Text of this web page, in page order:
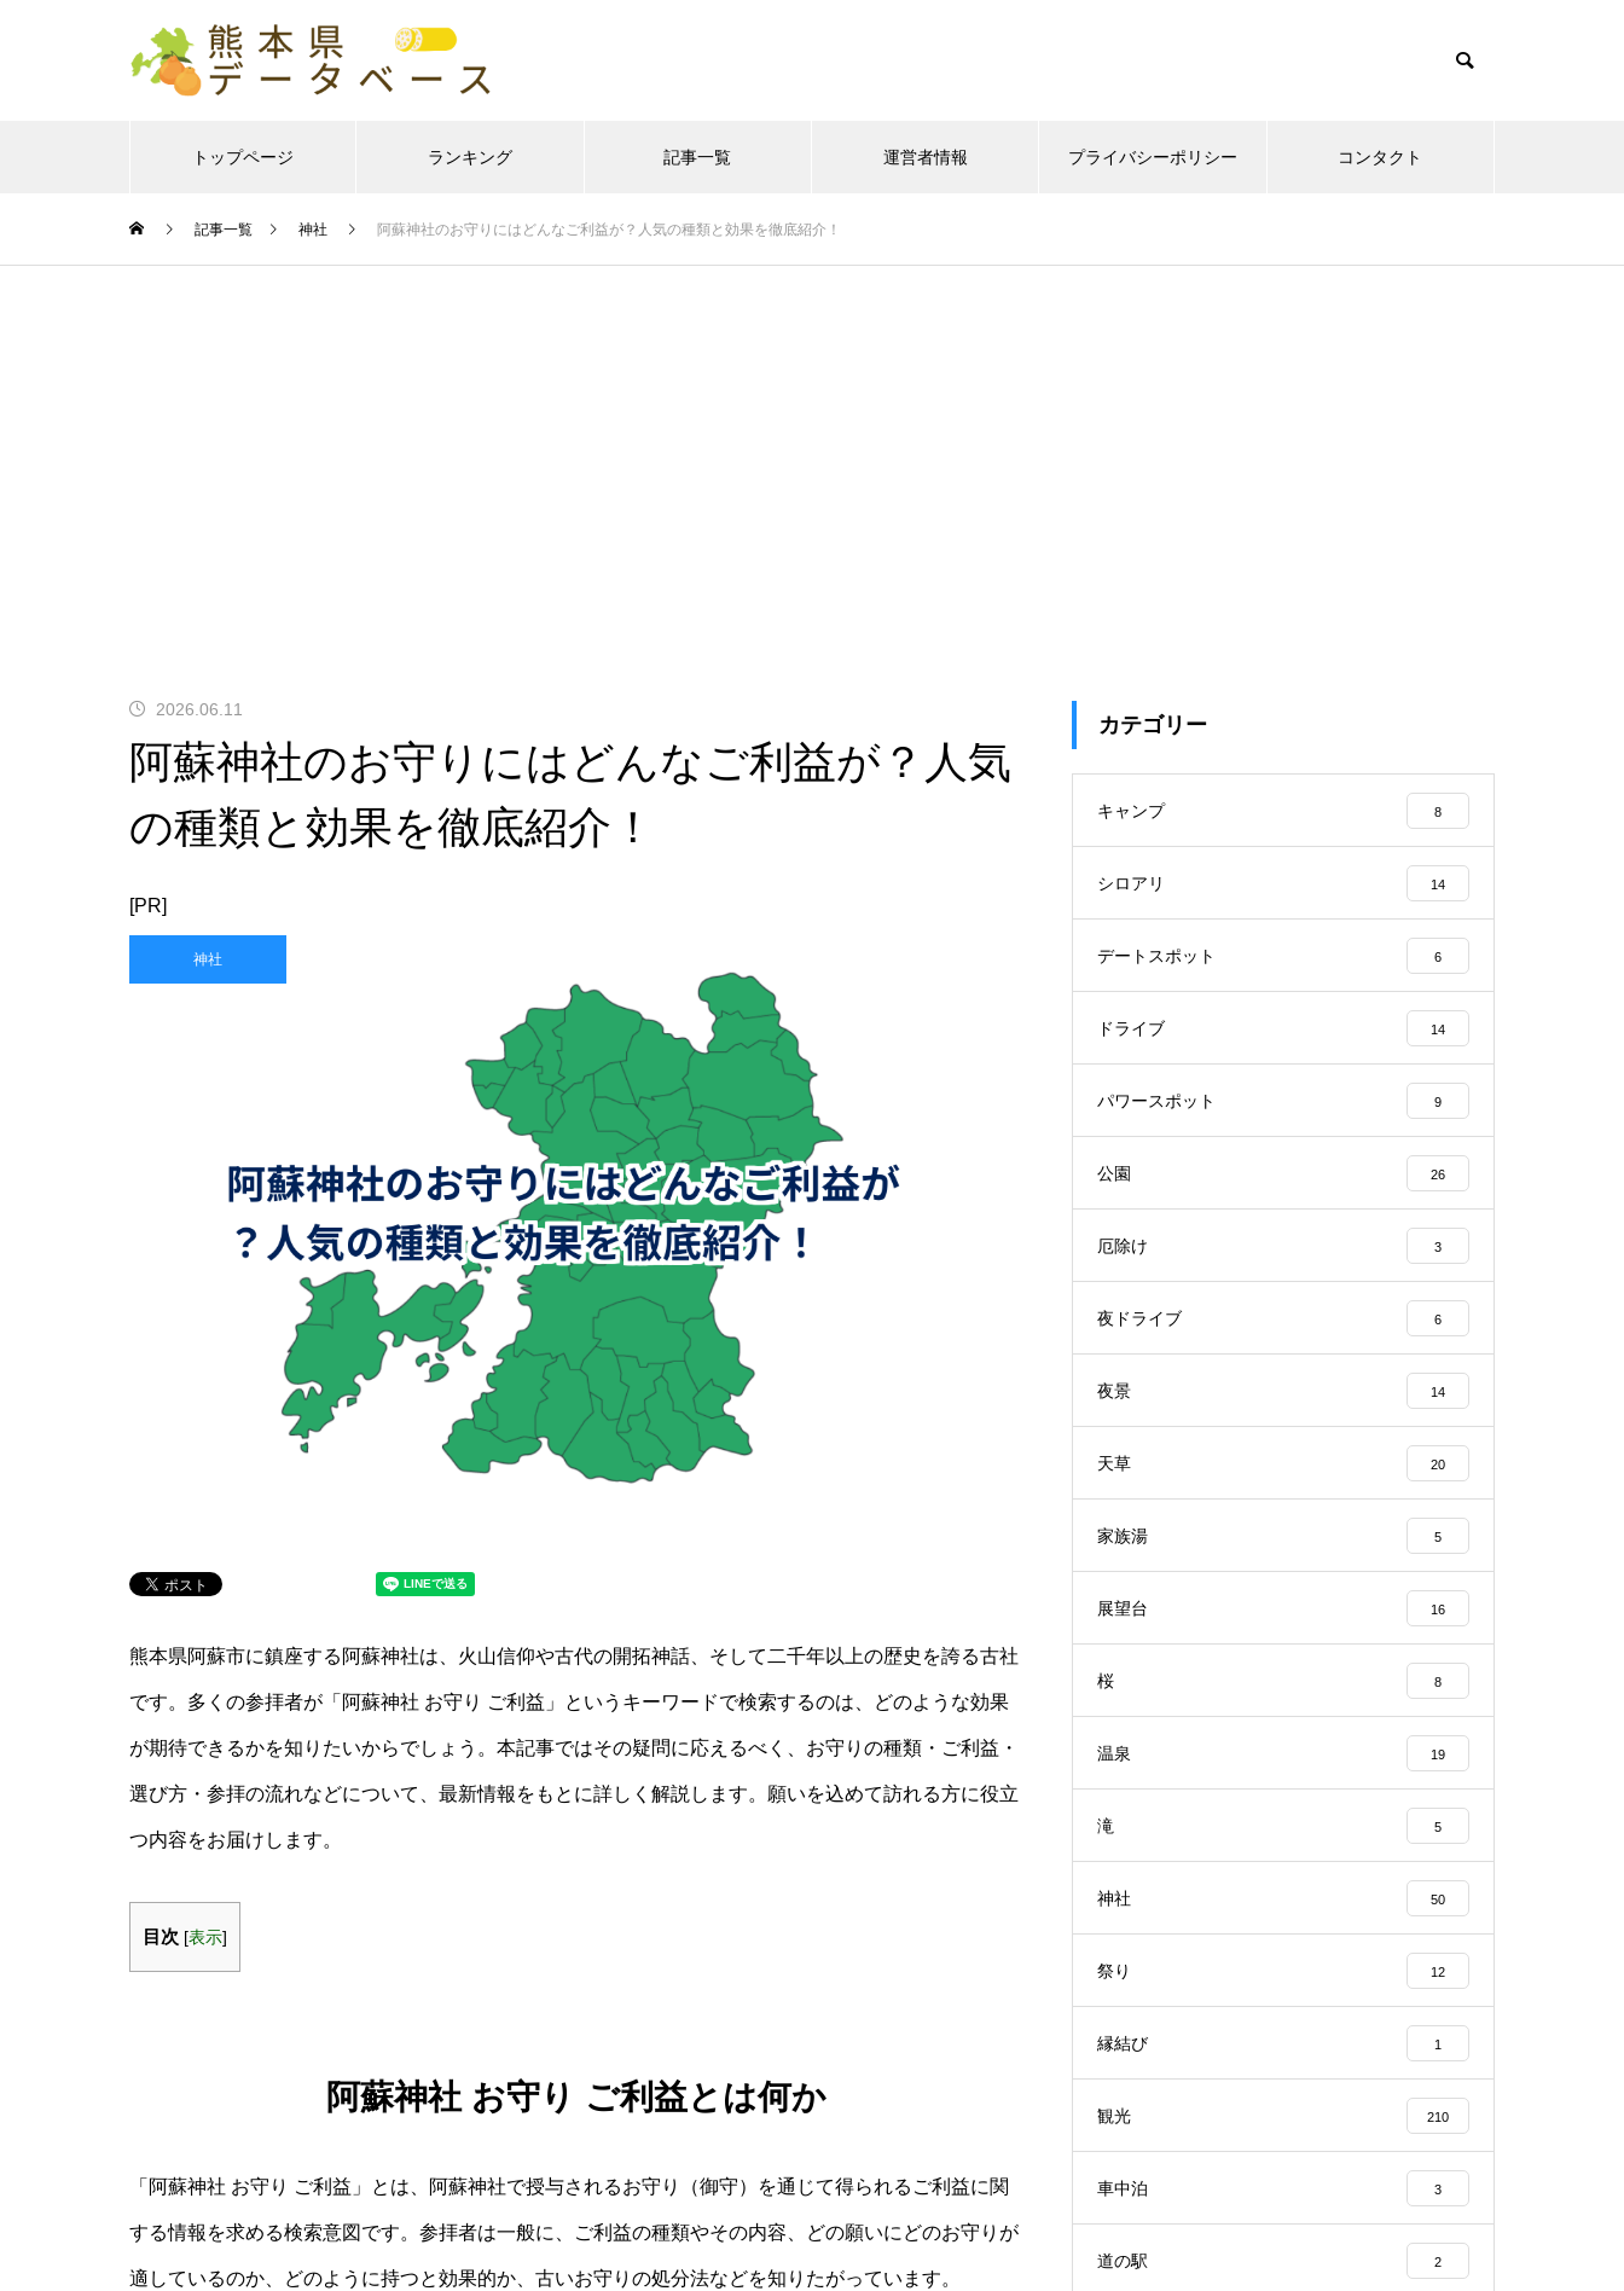
トップページ ランキング 記事一覧 運営者情報 プライバシーポリシー コンタクト
記事一覧 神社 阿蘇神社のお守りにはどんなご利益が？人気の種類と効果を徹底紹介！
2026.06.11
阿蘇神社のお守りにはどんなご利益が？人気
の種類と効果を徹底紹介！
[PR]
神社
熊本県阿蘇市に鎮座する阿蘇神社は、火山信仰や古代の開拓神話、そして二千年以上の歴史を誇る古社
です。多くの参拝者が「阿蘇神社 お守り ご利益」というキーワードで検索するのは、どのような効果
が期待できるかを知りたいからでしょう。本記事ではその疑問に応えるべく、お守りの種類・ご利益・
選び方・参拝の流れなどについて、最新情報をもとに詳しく解説します。願いを込めて訪れる方に役立
つ内容をお届けします。
目次 [表示]
阿蘇神社 お守り ご利益とは何か
「阿蘇神社 お守り ご利益」とは、阿蘇神社で授与されるお守り（御守）を通じて得られるご利益に関
する情報を求める検索意図です。参拝者は一般に、ご利益の種類やその内容、どの願いにどのお守りが
適しているのか、どのように持つと効果的か、古いお守りの処分法などを知りたがっています。
カテゴリー
キャンプ 8
シロアリ 14
デートスポット 6
ドライブ 14
パワースポット 9
公園 26
厄除け 3
夜ドライブ 6
夜景 14
天草 20
家族湯 5
展望台 16
桜 8
温泉 19
滝 5
神社 50
祭り 12
縁結び 1
観光 210
車中泊 3
道の駅 2